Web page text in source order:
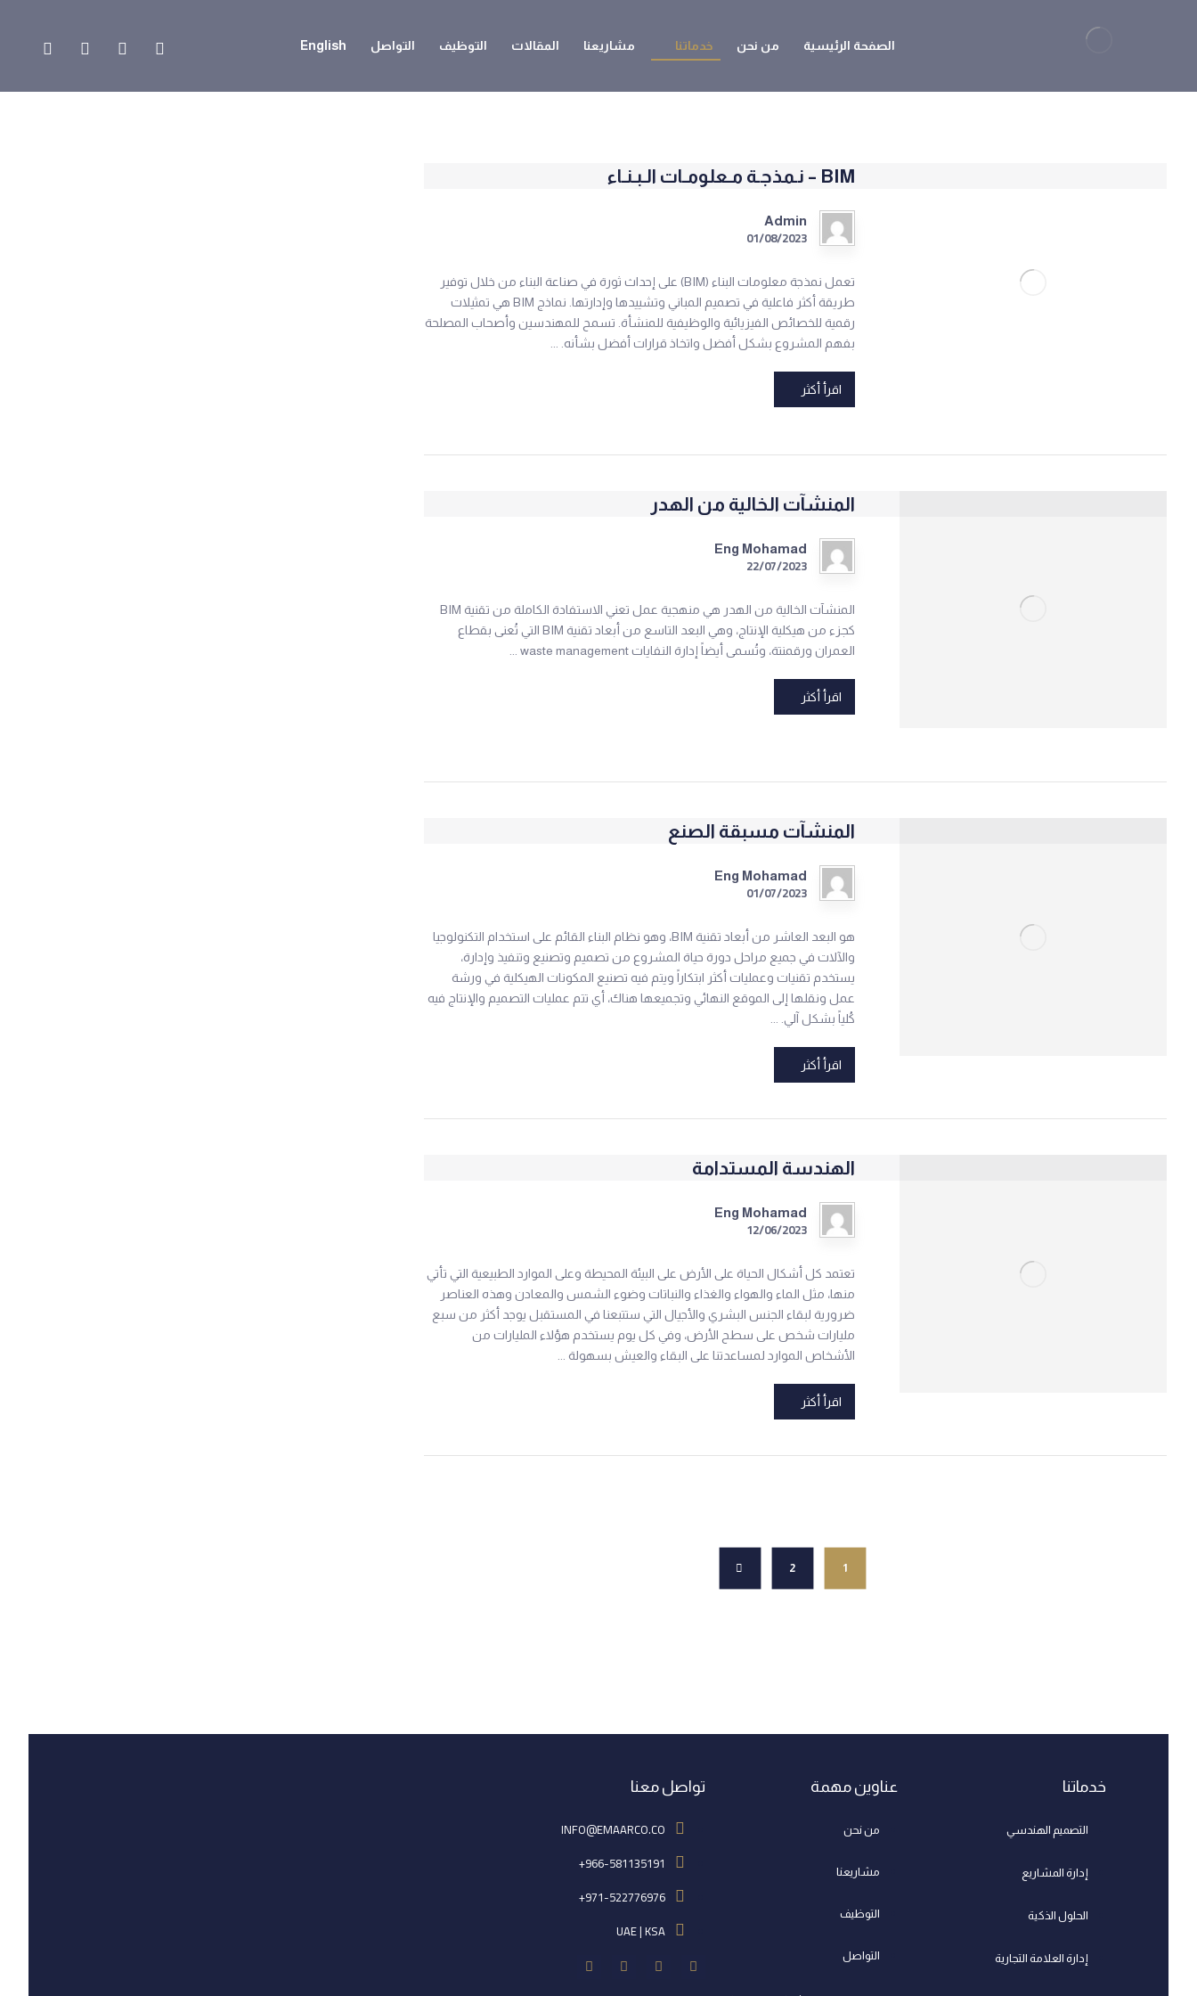
الصفحة الرئيسية من نحن خدماتنا مشاريعنا المقالات التوظيف التواصل English
BIM – نـمذجـة مـعلومـات الـبـنـاء
Admin
01/08/2023
تعمل نمذجة معلومات البناء (BIM) على إحداث ثورة في صناعة البناء من خلال توفير
طريقة أكثر فاعلية في تصميم المباني وتشييدها وإدارتها. نماذج BIM هي تمثيلات
رقمية للخصائص الفيزيائية والوظيفية للمنشأة. تسمح للمهندسين وأصحاب المصلحة
بفهم المشروع بشكل أفضل واتخاذ قرارات أفضل بشأنه. ...
اقرأ أكثر
المنشآت الخالية من الهدر
Eng Mohamad
22/07/2023
المنشآت الخالية من الهدر هي منهجية عمل تعني الاستفادة الكاملة من تقنية BIM
كجزء من هيكلية الإنتاج، وهي البعد التاسع من أبعاد تقنية BIM التي تُعنى بقطاع
العمران ورقمنتة، وتُسمى أيضاً إدارة النفايات waste management ...
اقرأ أكثر
المنشآت مسبقة الصنع
Eng Mohamad
01/07/2023
هو البعد العاشر من أبعاد تقنية BIM، وهو نظام البناء القائم على استخدام التكنولوجيا
والآلات في جميع مراحل دورة حياة المشروع من تصميم وتصنيع وتنفيذ وإدارة،
يستخدم تقنيات وعمليات أكثر ابتكاراً ويتم فيه تصنيع المكونات الهيكلية في ورشة
عمل ونقلها إلى الموقع النهائي وتجميعها هناك، أي تتم عمليات التصميم والإنتاج فيه
كُلياً بشكل آلي. ...
اقرأ أكثر
الهندسة المستدامة
Eng Mohamad
12/06/2023
تعتمد كل أشكال الحياة على الأرض على البيئة المحيطة وعلى الموارد الطبيعية التي تأتي
منها، مثل الماء والهواء والغذاء والنباتات وضوء الشمس والمعادن وهذه العناصر
ضرورية لبقاء الجنس البشري والأجيال التي ستتبعنا في المستقبل يوجد أكثر من سبع
مليارات شخص على سطح الأرض، وفي كل يوم يستخدم هؤلاء المليارات من
الأشخاص الموارد لمساعدتنا على البقاء والعيش بسهولة ...
اقرأ أكثر
1
2
خدماتنا
التصميم الهندسي
إدارة المشاريع
الحلول الذكية
إدارة العلامة التجارية
عناوين مهمة
من نحن
مشاريعنا
التوظيف
التواصل
تواصل معنا
INFO@EMAARCO.CO
966-581135191+
971-522776976+
UAE | KSA